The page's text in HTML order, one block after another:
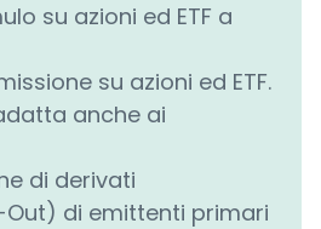
su azioni ed ETF a
su azioni ed ETF.
anche ai
di derivati
di emittenti primari